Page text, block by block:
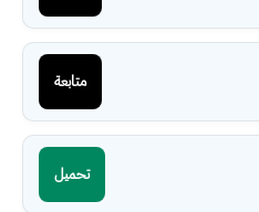
متابعة
تحميل